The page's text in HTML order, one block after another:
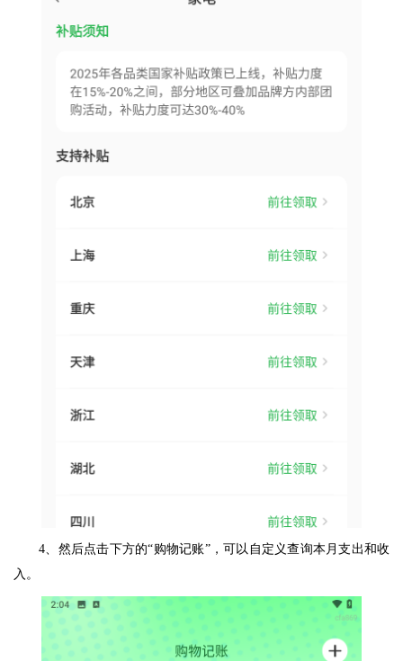
4、然后点击下方的“购物记账”，可以自定义查询本月支出和收
入。